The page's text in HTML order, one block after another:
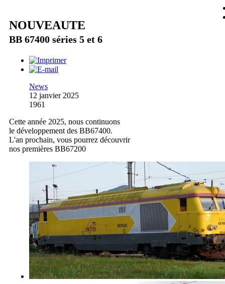
NOUVEAUTE
BB 67400 séries 5 et 6
News
12 janvier 2025
1961
Cette année 2025, nous continuons
le développement des BB67400.
L'an prochain, vous pourrez découvrir
nos premières BB67200